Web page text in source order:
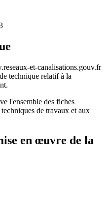
et-canalisations.gouv.fr
technique relatif à la
l'ensemble des fiches
de travaux et aux
en œuvre de la